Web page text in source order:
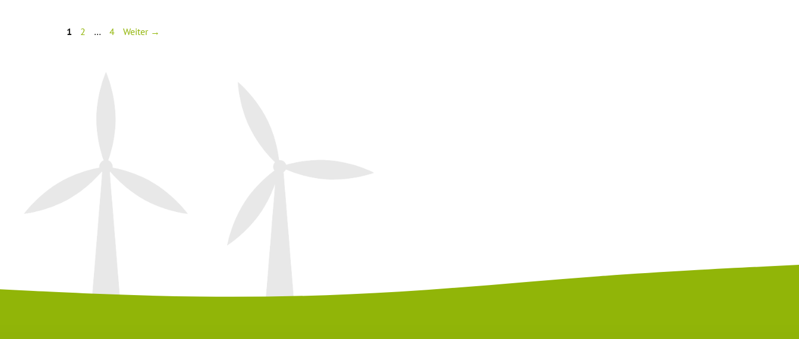
Seite
1 Seite
2 … Seite
4 Weiter →